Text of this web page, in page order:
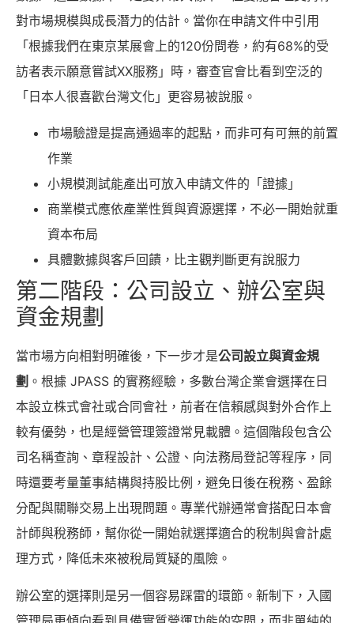
對市場規模與成長潛力的估計。當你在申請文件中引用
「根據我們在東京某展會上的120份問卷，約有68%的受
訪者表示願意嘗試XX服務」時，審查官會比看到空泛的
「日本人很喜歡台灣文化」更容易被說服。
市場驗證是提高通過率的起點，而非可有可無的前置
作業
小規模測試能產出可放入申請文件的「證據」
商業模式應依產業性質與資源選擇，不必一開始就重
資本布局
具體數據與客戶回饋，比主觀判斷更有說服力
第二階段：公司設立、辦公室與
資金規劃
當市場方向相對明確後，下一步才是公司設立與資金規
劃 。根據 JPASS 的實務經驗，多數台灣企業會選擇在日
本設立株式會社或合同會社，前者在信賴感與對外合作上
較有優勢，也是經營管理簽證常見載體。這個階段包含公
司名稱查詢、章程設計、公證、向法務局登記等程序，同
時還要考量董事結構與持股比例，避免日後在稅務、盈餘
分配與關聯交易上出現問題。專業代辦通常會搭配日本會
計師與稅務師，幫你從一開始就選擇適合的稅制與會計處
理方式，降低未來被稅局質疑的風險。
辦公室的選擇則是另一個容易踩雷的環節。新制下，入國